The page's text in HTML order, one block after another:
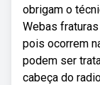
obrigam o
Webas
pois ocorrem
podem ser
cabeça do